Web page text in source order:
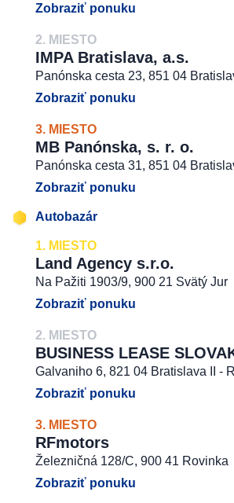
Zobraziť ponuku
2. MIESTO
IMPA Bratislava, a.s.
Panónska cesta 23, 851 04
Zobraziť ponuku
3. MIESTO
MB Panónska, s. r. o.
Panónska cesta 31, 851 04
Zobraziť ponuku
Autobazár
1. MIESTO
Land Agency s.r.o.
Na Pažiti 1903/9, 900 21 Svätý Jur
Zobraziť ponuku
2. MIESTO
BUSINESS LEASE
Galvaniho 6, 821 04 Bratislava II -
Zobraziť ponuku
3. MIESTO
RFmotors
Železničná 128/C, 900 41 Rovinka
Zobraziť ponuku